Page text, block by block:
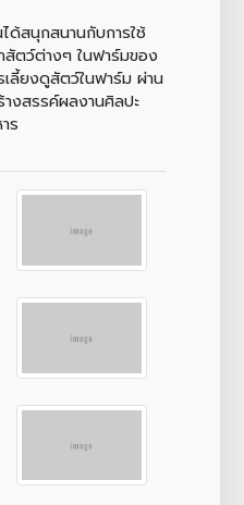
ด้สนุกสนานกับการใช้
สัตว์ต่างๆ ในฟาร์มของ
เลี้ยงดูสัตว์ในฟาร์ม ผ่าน
งสรรค์ผลงานศิลปะ
ร